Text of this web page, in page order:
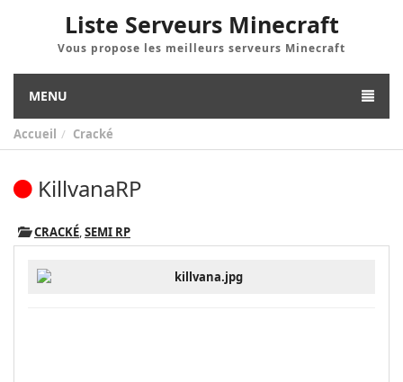
Liste Serveurs Minecraft
Vous propose les meilleurs serveurs Minecraft
MENU
Accueil Cracké
KillvanaRP
CRACKÉ,SEMI RP